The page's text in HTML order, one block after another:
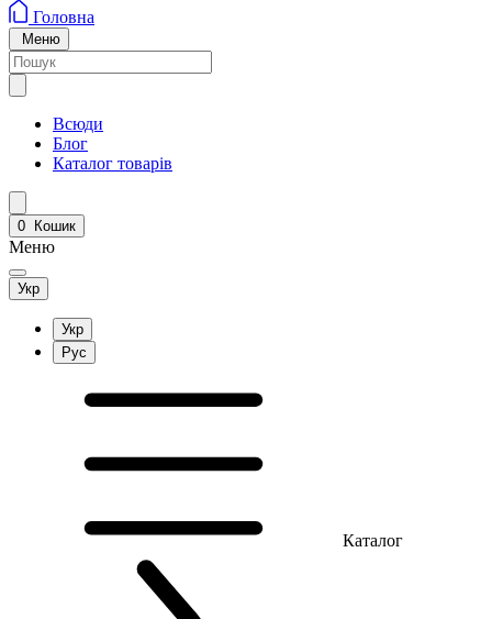
Головна
Меню
Всюди
Блог
Каталог товарів
0 Кошик
Меню
Укр
Укр
Рус
Каталог